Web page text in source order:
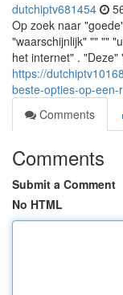
dutchiptv681454
Op zoek naar
"waarschijnlijk" "" ""
het internet" .
https://
beste-opties-op-een-
Comments
Comments
Submit a Comment
No HTML